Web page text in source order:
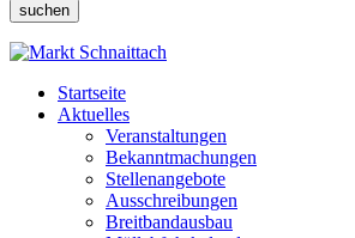
suchen
Startseite
Aktuelles
Veranstaltungen
Bekanntmachungen
Stellenangebote
Ausschreibungen
Breitbandausbau